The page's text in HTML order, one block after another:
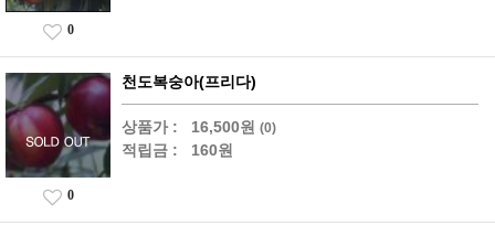
0
천도복숭아(프리다)
상품가 : 16,500원 (0)
적립금 : 160원
0